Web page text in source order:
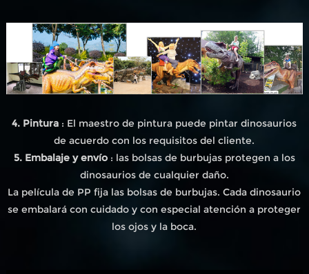
4. Pintura : El maestro de pintura puede pintar dinosaurios
de acuerdo con los requisitos del cliente.
5. Embalaje y envío: las bolsas de burbujas protegen a los
dinosaurios de cualquier daño.
La película de PP fija las bolsas de burbujas. Cada dinosaurio
se embalará con cuidado y con especial atención a proteger
los ojos y la boca.